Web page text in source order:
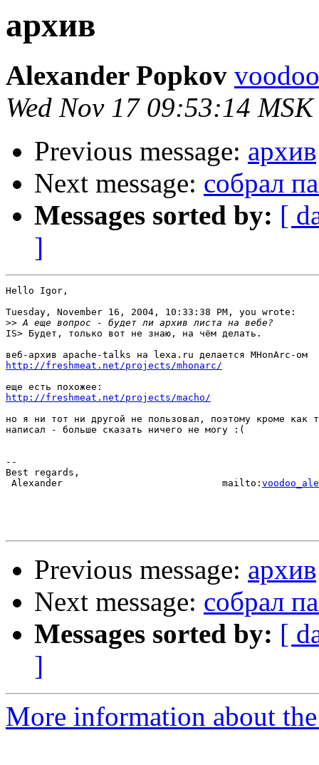
архив
Alexander Popkov
Wed Nov 17 09:53:14
Previous message: архив
Next message: собрал
Messages sorted by: [
]
Hello Igor,
Tuesday, November 16, 2004, 10:33:38 PM, you wrote:
>>
IS> Будет, только вот не знаю, на чём делать.
http://freshmeat.net/projects/mhonarc/
http://freshmeat.net/projects/macho/
но я ни тот ни другой не пользовал, поэтому кроме как
написал - больше сказать ничего не могу :(
--
Best regards,
Alexander                            mailto:
Previous message: архив
Next message: собрал
Messages sorted by: [
]
More information about